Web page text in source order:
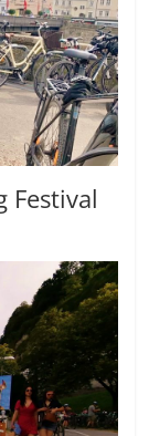
Festival